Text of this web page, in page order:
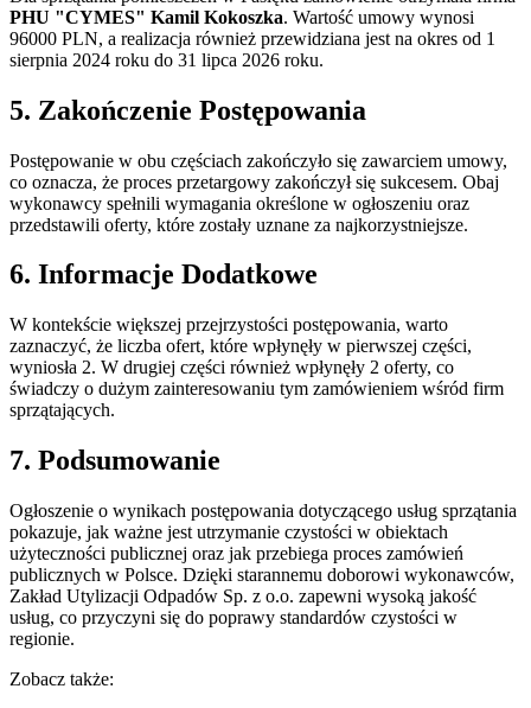
PHU "CYMES" Kamil Kokoszka. Wartość umowy wynosi
96000 PLN, a realizacja również przewidziana jest na okres od 1
sierpnia 2024 roku do 31 lipca 2026 roku.
5. Zakończenie Postępowania
Postępowanie w obu częściach zakończyło się zawarciem umowy,
co oznacza, że proces przetargowy zakończył się sukcesem. Obaj
wykonawcy spełnili wymagania określone w ogłoszeniu oraz
przedstawili oferty, które zostały uznane za najkorzystniejsze.
6. Informacje Dodatkowe
W kontekście większej przejrzystości postępowania, warto
zaznaczyć, że liczba ofert, które wpłynęły w pierwszej części,
wyniosła 2. W drugiej części również wpłynęły 2 oferty, co
świadczy o dużym zainteresowaniu tym zamówieniem wśród firm
sprzątających.
7. Podsumowanie
Ogłoszenie o wynikach postępowania dotyczącego usług sprzątania
pokazuje, jak ważne jest utrzymanie czystości w obiektach
użyteczności publicznej oraz jak przebiega proces zamówień
publicznych w Polsce. Dzięki starannemu doborowi wykonawców,
Zakład Utylizacji Odpadów Sp. z o.o. zapewni wysoką jakość
usług, co przyczyni się do poprawy standardów czystości w
regionie.
Zobacz także: